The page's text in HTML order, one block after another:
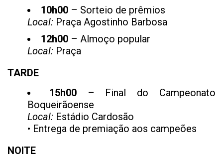
10h00 – Sorteio de prêmios
Local: Praça Agostinho Barbosa
12h00 – Almoço popular
Local: Praça
TARDE
15h00– Final do Campeonato
Boqueirãoense
Local: Estádio Cardosão
• Entrega de premiação aos campeões
NOITE